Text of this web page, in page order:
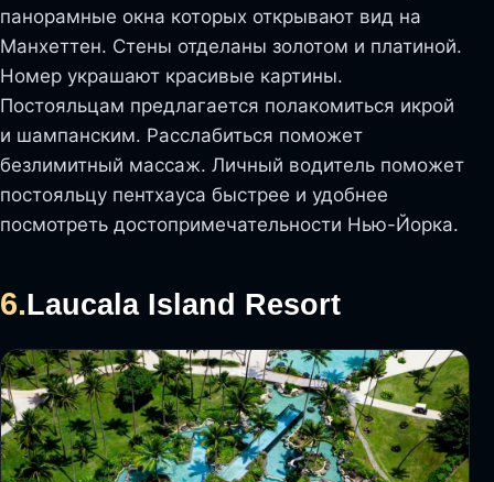
панорамные окна которых открывают вид на
Манхеттен. Стены отделаны золотом и платиной.
Номер украшают красивые картины.
Постояльцам предлагается полакомиться икрой
и шампанским. Расслабиться поможет
безлимитный массаж. Личный водитель поможет
постояльцу пентхауса быстрее и удобнее
посмотреть достопримечательности Нью-Йорка.
6.Laucala Island Resort